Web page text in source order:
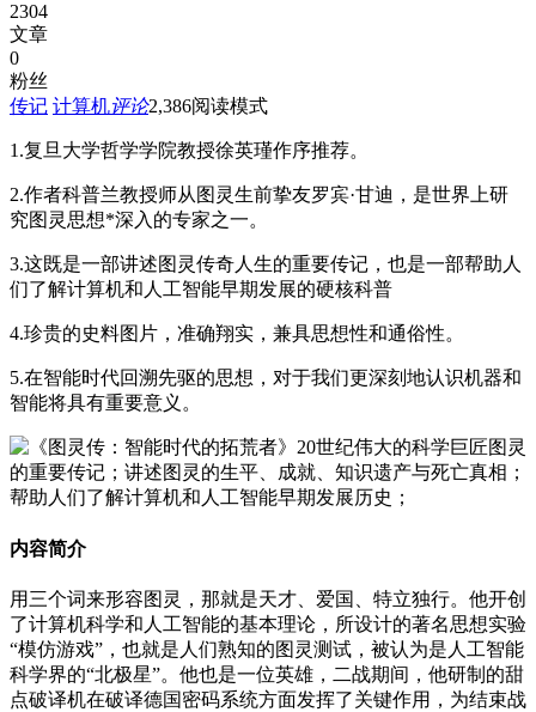
2304
文章
0
粉丝
传记 计算机评论2,386阅读模式
1.复旦大学哲学学院教授徐英瑾作序推荐。
2.作者科普兰教授师从图灵生前挚友罗宾·甘迪，是世界上研
究图灵思想*深入的专家之一。
3.这既是一部讲述图灵传奇人生的重要传记，也是一部帮助人
们了解计算机和人工智能早期发展的硬核科普
4.珍贵的史料图片，准确翔实，兼具思想性和通俗性。
5.在智能时代回溯先驱的思想，对于我们更深刻地认识机器和
智能将具有重要意义。
内容简介
用三个词来形容图灵，那就是天才、爱国、特立独行。他开创
了计算机科学和人工智能的基本理论，所设计的著名思想实验
“模仿游戏”，也就是人们熟知的图灵测试，被认为是人工智能
科学界的“北极星”。他也是一位英雄，二战期间，他研制的甜
点破译机在破译德国密码系统方面发挥了关键作用，为结束战